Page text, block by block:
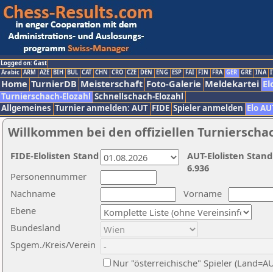
Logged on: Gast
Arabic ARM AZE BIH BUL CAT CHN CRO CZE DEN ENG ESP FAI FIN FRA GER GRE INA
Home TurnierDB Meisterschaft Foto-Galerie Meldekartei
Turnierschach-Elozahl Schnellschach-Elozahl
Allgemeines Turnier anmelden: AUT FIDE Spieler anmelden Elo
Willkommen bei den offiziellen
Nachname
Vorname
Ebene
Personennummer
Bundesland
Spgem./Kreis/Verein
Nur "österreichische" Spieler
AUT-Elolisten
6.936
FIDE-Elolisten Stand